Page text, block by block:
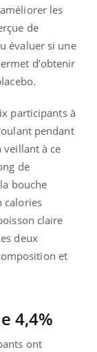
les
de
évaluer si une
d’obtenir
participants à
pendant
veillant à ce
de
bouche
calories
claire
deux
et
4,4%
ont